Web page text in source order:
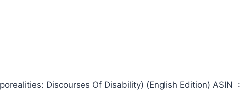
Discourses Of Disability) (English Edition) ASIN ‏ :